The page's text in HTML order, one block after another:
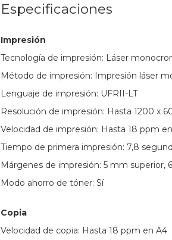
Especificaciones
Impresión
Tecnología de impresión: Láser
Método de impresión: Impresión láser
Lenguaje de impresión: UFRII-LT
Resolución de impresión: Hasta 1200 x
Velocidad de impresión: Hasta 18 ppm
Tiempo de primera impresión: 7,8
Márgenes de impresión: 5 mm superior,
Modo ahorro de tóner: Sí
Copia
Velocidad de copia: Hasta 18 ppm en A4